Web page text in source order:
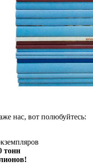
нас, вот полюбуйтесь:
тонн